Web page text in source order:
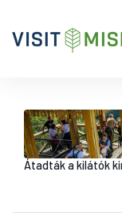
Átadták a kilátók